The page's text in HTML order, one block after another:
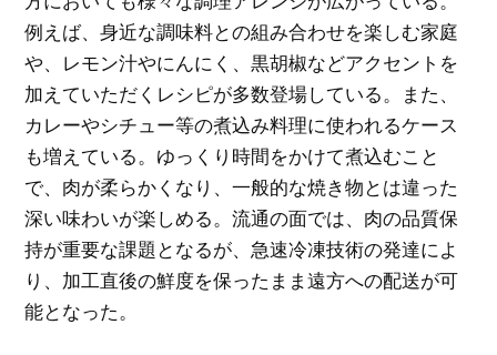
例えば、身近な調味料との組み合わせを楽しむ家庭
や、レモン汁やにんにく、黒胡椒などアクセントを
加えていただくレシピが多数登場している。また、
カレーやシチュー等の煮込み料理に使われるケース
も増えている。ゆっくり時間をかけて煮込むこと
で、肉が柔らかくなり、一般的な焼き物とは違った
深い味わいが楽しめる。流通の面では、肉の品質保
持が重要な課題となるが、急速冷凍技術の発達によ
り、加工直後の鮮度を保ったまま遠方への配送が可
能となった。